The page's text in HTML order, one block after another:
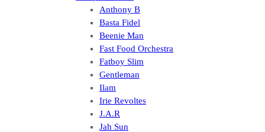
Anthony B
Basta Fidel
Beenie Man
Fast Food Orchestra
Fatboy Slim
Gentleman
Ilam
Irie Revoltes
J.A.R
Jah Sun